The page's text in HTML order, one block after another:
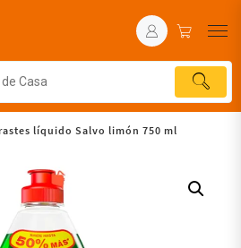
líquido Salvo limón 750 ml